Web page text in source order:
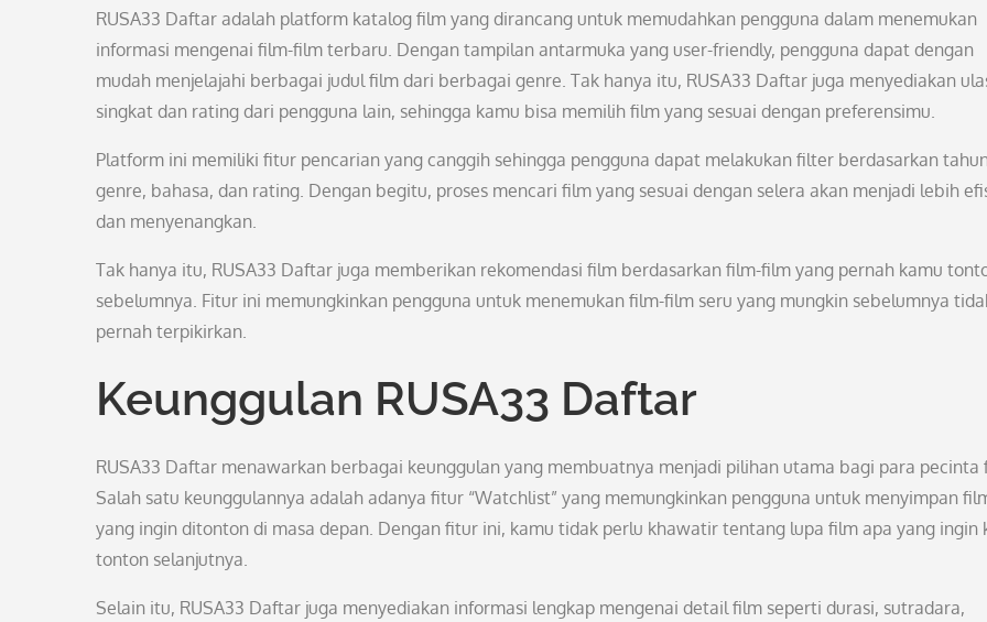
RUSA33 Daftar adalah platform katalog film yang dirancang untuk memudahkan pengguna dalam menemukan
informasi mengenai film-film terbaru. Dengan tampilan antarmuka yang user-friendly, pengguna dapat dengan
mudah menjelajahi berbagai judul film dari berbagai genre. Tak hanya itu, RUSA33 Daftar juga menyediakan
singkat dan rating dari pengguna lain, sehingga kamu bisa memilih film yang sesuai dengan preferensimu.
Platform ini memiliki fitur pencarian yang canggih sehingga pengguna dapat melakukan filter berdasarkan
genre, bahasa, dan rating. Dengan begitu, proses mencari film yang sesuai dengan selera akan menjadi lebih
dan menyenangkan.
Tak hanya itu, RUSA33 Daftar juga memberikan rekomendasi film berdasarkan film-film yang pernah kamu
sebelumnya. Fitur ini memungkinkan pengguna untuk menemukan film-film seru yang mungkin sebelumnya
pernah terpikirkan.
Keunggulan RUSA33 Daftar
RUSA33 Daftar menawarkan berbagai keunggulan yang membuatnya menjadi pilihan utama bagi para pecinta
Salah satu keunggulannya adalah adanya fitur “Watchlist” yang memungkinkan pengguna untuk menyimpan
yang ingin ditonton di masa depan. Dengan fitur ini, kamu tidak perlu khawatir tentang lupa film apa yang ingin
tonton selanjutnya.
Selain itu, RUSA33 Daftar juga menyediakan informasi lengkap mengenai detail film seperti durasi, sutradara,